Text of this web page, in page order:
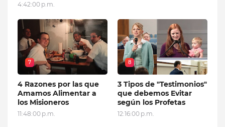
4:42:00 p.m.
7
4 Razones por las que
Amamos Alimentar a
los Misioneros
11:48:00 p.m.
8
3 Tipos de "Testimonios"
que debemos Evitar
según los Profetas
12:16:00 p.m.